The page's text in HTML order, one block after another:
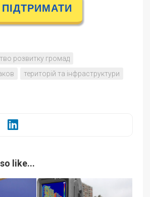
ПІДТРИМАТИ
розвитку громад
територій та інфраструктури
like...